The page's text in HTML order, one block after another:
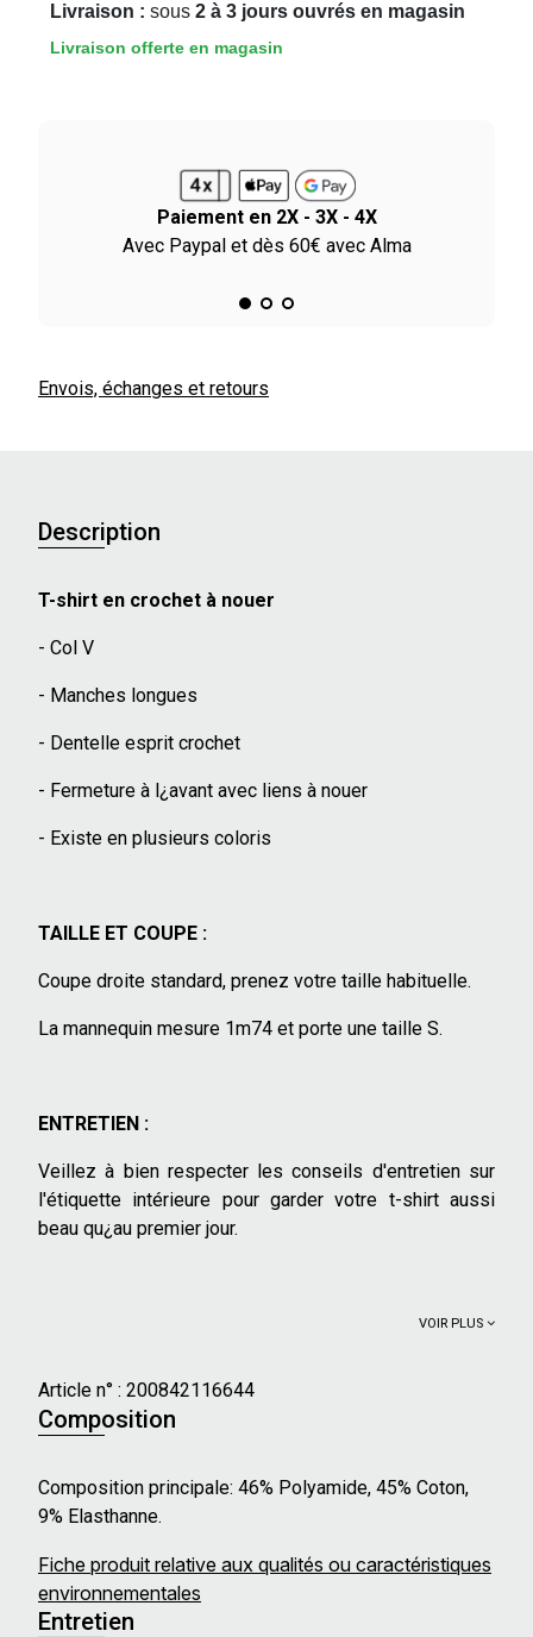
Livraison : sous 2 à 3 jours ouvrés en magasin
Livraison offerte en magasin
Paiement en 2X - 3X - 4X
Avec Paypal et dès 60€ avec Alma
Envois, échanges et retours
Description
T-shirt en crochet à nouer
- Col V
- Manches longues
- Dentelle esprit crochet
- Fermeture à l¿avant avec liens à nouer
- Existe en plusieurs coloris
TAILLE ET COUPE :
Coupe droite standard, prenez votre taille habituelle.
La mannequin mesure 1m74 et porte une taille S.
ENTRETIEN :
Veillez à bien respecter les conseils d'entretien sur
l'étiquette intérieure pour garder votre t-shirt aussi
beau qu¿au premier jour.
VOIR PLUS
Article n° : 200842116644
Composition
Composition principale: 46% Polyamide, 45% Coton,
9% Elasthanne.
Fiche produit relative aux qualités ou caractéristiques
environnementales
Entretien